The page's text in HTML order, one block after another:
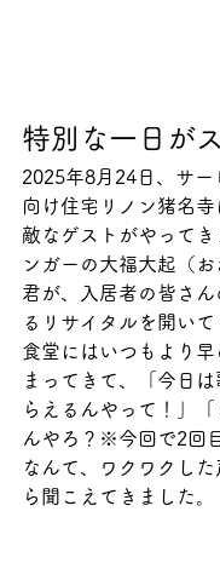
特別な一日が
2025年8月24日、サー
向け住宅リノン猪名
敵なゲストがやって
ンガーの大福大起（お
君が、入居者の皆さん
るリサイタルを開いて
食堂にはいつもより
まってきて、「今日
らえるんやって！」
んやろ？ ※今回で2回
なんて、ワクワクし
ら聞こえてきました。